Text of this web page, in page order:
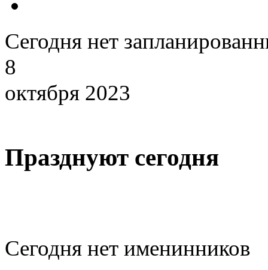
Сегодня нет
8
октября 2023
Празднуют сегодня
Сегодня нет именинников